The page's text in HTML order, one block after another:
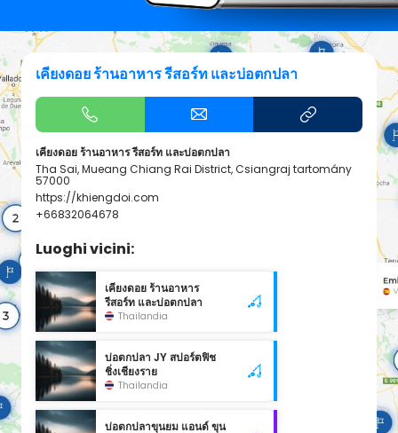
เคียงดอย ร้านอาหาร รีสอร์ท และบ่อตกปลา
เคียงดอย ร้านอาหาร รีสอร์ท และบ่อตกปลา
Tha Sai, Mueang Chiang Rai District, Csiangraj tartomány
57000
https://khiengdoi.com
+66832064678
Luoghi vicini:
เคียงดอย ร้านอาหาร
รีสอร์ท และบ่อตกปลา
Thailandia
บ่อตกปลา JY สปอร์ตฟิช
ชิ่งเชียงราย
Thailandia
บ่อตกปลาขุนยม แอนด์ ขุน